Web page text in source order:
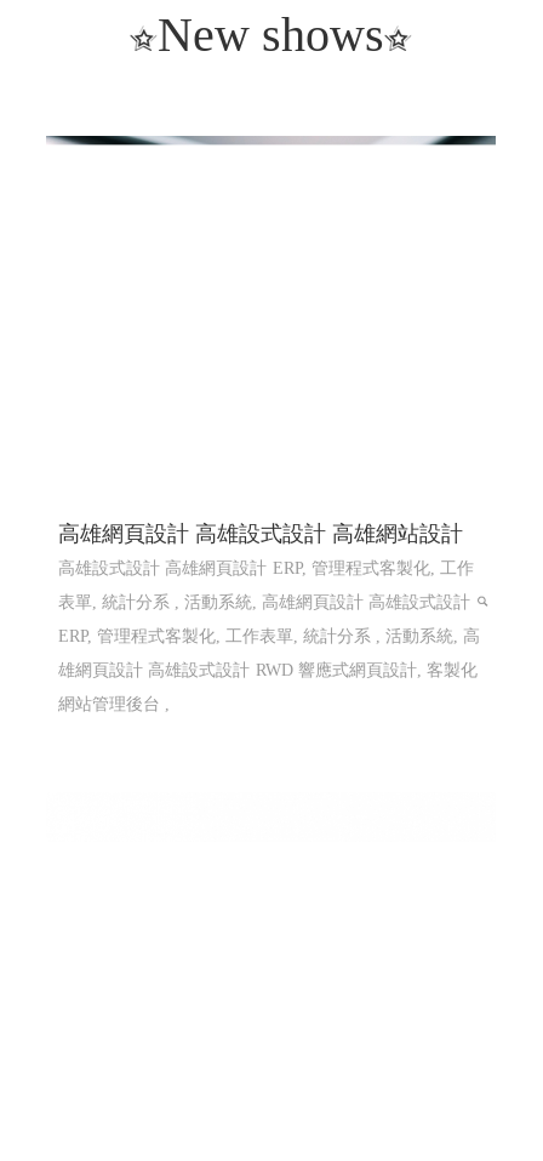
New shows
高雄網頁設計 高雄設式設計 高雄網站設計
高雄設式設計 高雄網頁設計 ERP, 管理程式客製化, 工作
表單, 統計分系 , 活動系統, 高雄網頁設計 高雄設式設計
ERP, 管理程式客製化, 工作表單, 統計分系 , 活動系統, 高
雄網頁設計 高雄設式設計 RWD 響應式網頁設計, 客製化
網站管理後台 ,